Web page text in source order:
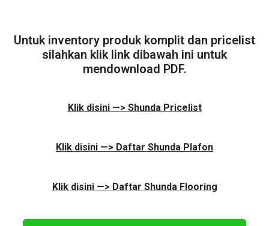
Untuk inventory produk komplit dan pricelist
silahkan klik link dibawah ini untuk
mendownload PDF.
Klik disini —> Shunda Pricelist
Klik disini —> Daftar Shunda Plafon
Klik disini —> Daftar Shunda Flooring